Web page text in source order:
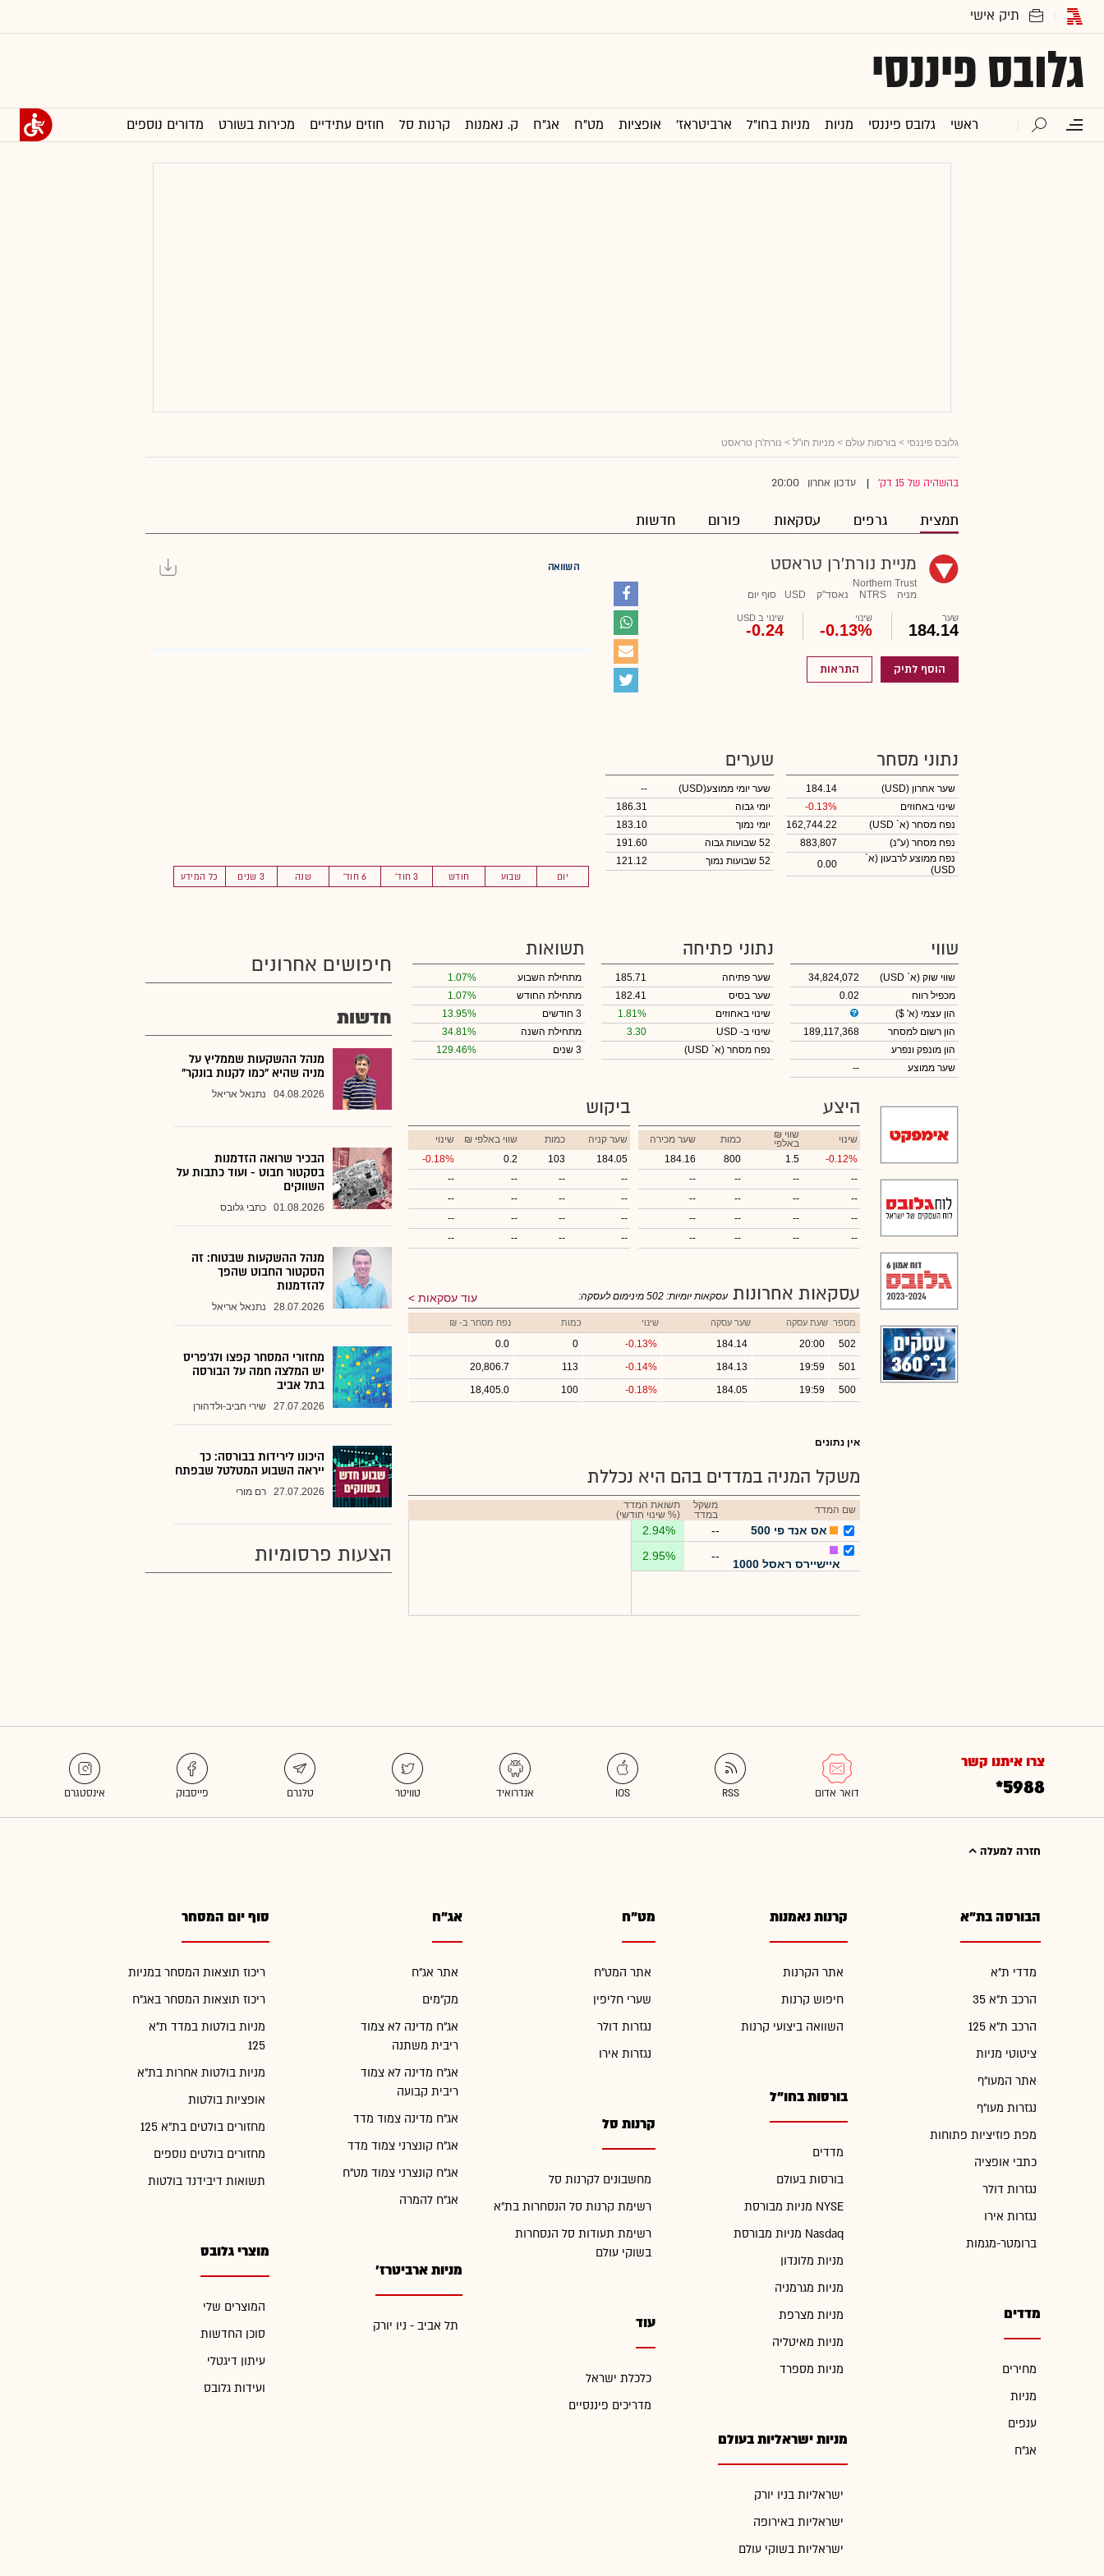
גלובס פיננסי
ראשי גלובס פיננסי מניות מניות בחו"ל ארביטראז' אופציות מט"ח אג"ח ק. נאמנות קרנות סל חוזים עתידיים מכירות בשורט מדורים נוספים
גלובס פיננסי > בורסות עולם > מניות חו"ל > נורת'רן טראסט
בהשהיה של 15 דק' עדכון אחרון 20:00
תמצית גרפים עסקאות פורום חדשות
מניית נורת'רן טראסט
Northern Trust
מניה
NTRS נאסד"ק USD סוף יום
שער
184.14
שינוי
-0.13%
שינוי ב USD
-0.24
הוסף לתיק התראות
השוואה
יום שבוע חודש 3 חוד' 6 חוד' שנה 3 שנים כל המידע
נתוני מסחר
שער אחרון (USD)
184.14
שינוי באחוזים
-0.13%
נפח מסחר (א` USD)
162,744.22
נפח מסחר (ע"נ)
883,807
נפח ממוצע לרבעון (א`
USD)
0.00
שערים
שער יומי ממוצע(USD)
--
יומי גבוה
186.31
יומי נמוך
183.10
52 שבועות גבוה
191.60
52 שבועות נמוך
121.12
שווי
שווי שוק (א` USD)
34,824,072
מכפיל רווח
0.02
הון עצמי (א' $)
הון רשום למסחר
189,117,368
הון מונפק ונפרע
שער ממוצע
--
נתוני פתיחה
שער פתיחה
185.71
שער בסיס
182.41
שינוי באחוזים
1.81%
שינוי ב- USD
3.30
נפח מסחר (א` USD)
תשואות
מתחילת השבוע
1.07%
מתחילת החודש
1.07%
3 חודשים
13.95%
מתחילת השנה
34.81%
3 שנים
129.46%
היצע
שינוי ₪ שווי
באלפי כמות
שער מכירה
-0.12%
1.5
800
184.16
--
--
--
--
--
--
--
--
--
--
--
--
--
--
--
--
ביקוש
שער קניה כמות ₪ שווי באלפי
שינוי
184.05
103
0.2
-0.18%
--
--
--
--
--
--
--
--
--
--
--
--
--
--
--
--
עסקאות אחרונות עוד עסקאות עסקאות יומיות: 502 מינימום לעסקה:
מספר שעת עסקה שער עסקה שינוי כמות נפח מסחר ב- ₪
502
20:00
184.14
-0.13%
0
0.0
501
19:59
184.13
-0.14%
113
20,806.7
500
19:59
184.05
-0.18%
100
18,405.0
אין נתונים
משקל המניה במדדים בהם היא נכללת
שם המדד
משקל
במדד
תשואת המדד
(% שינוי חודשי)
אס אנד פי 500 --
2.94%
איישיירס ראסל 1000
--
2.95%
חיפושים אחרונים
חדשות
מנהל ההשקעות שממליץ על
מניה שהיא "כמו לקנות בונקר"
04.08.2026 נתנאל אריאל
הבכיר שרואה הזדמנות
בסקטור חבוט - ועוד כתבות על
השווקים
01.08.2026 כתבי גלובס
מנהל ההשקעות שבטוח: זה
הסקטור החבוט שהפך
להזדמנות
28.07.2026 נתנאל אריאל
מחזורי המסחר קפצו ולג'פריס
יש המלצה חמה על הבורסה
בתל אביב
27.07.2026 שירי חביב-ולדהורן
היכונו לירידות בבורסה: כך
ייראה השבוע המטלטל שבפתח
27.07.2026 רם מורי
הצעות פרסומיות
צרו איתנו קשר
*5988
חזרה למעלה
הבורסה בת"א
מדדי ת"א
הרכב ת"א 35
הרכב ת"א 125
ציטוטי מניות
אתר המעו"ף
נגזרות מעו"ף
מפת פוזיציות פתוחות
כתבי אופציה
נגזרות דולר
נגזרות אירו
ברומטר-מגמות
מדדים
מחירים
מניות
ענפים
אג"ח
קרנות נאמנות
אתר הקרנות
חיפוש קרנות
השוואה ביצועי קרנות
בורסות בחו"ל
מדדים
בורסות בעולם
מניות מבורסת NYSE
מניות מבורסת Nasdaq
מניות מלונדון
מניות מגרמניה
מניות מצרפת
מניות מאיטליה
מניות מספרד
מניות ישראליות בעולם
ישראליות בניו יורק
ישראליות באירופה
ישראליות בשוקי עולם
מט"ח
אתר המט"ח
שערי חליפין
נגזרות דולר
נגזרות אירו
קרנות סל
מחשבונים לקרנות סל
רשימת קרנות סל הנסחרות בת"א
רשימת תעודות סל הנסחרות
בשוקי עולם
עוד
כלכלת ישראל
מדריכים פיננסיים
אג"ח
אתר אג"ח
מק"מים
אג"ח מדינה לא צמוד
ריבית משתנה
אג"ח מדינה לא צמוד
ריבית קבועה
אג"ח מדינה צמוד מדד
אג"ח קונצרני צמוד מדד
אג"ח קונצרני צמוד מט"ח
אג"ח להמרה
מניות ארביטרז'
תל אביב - ניו יורק
סוף יום המסחר
ריכוז תוצאות המסחר במניות
ריכוז תוצאות המסחר באג"ח
מניות בולטות במדד ת"א
125
מניות בולטות אחרות בת"א
אופציות בולטות
מחזורים בולטים בת"א 125
מחזורים בולטים נוספים
תשואות דיבידנד בולטות
מוצרי גלובס
המוצרים שלי
סוכן החדשות
עיתון דיגטלי
ועידות גלובס